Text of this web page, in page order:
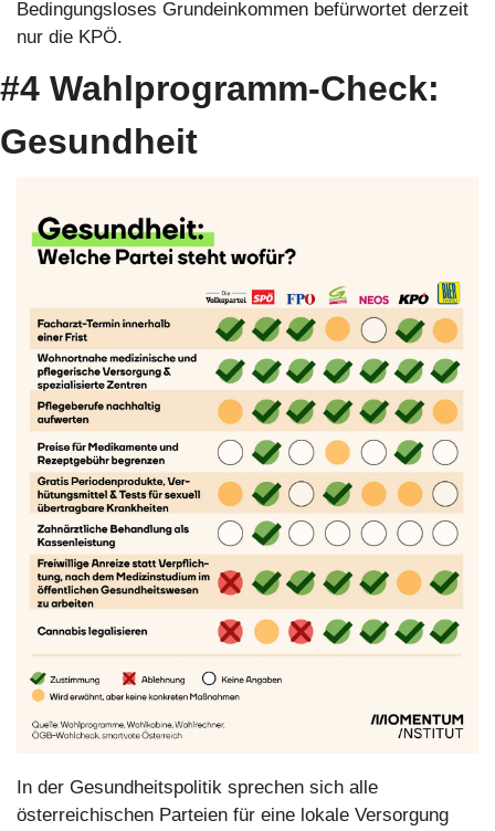
Bedingungsloses Grundeinkommen befürwortet derzeit
nur die KPÖ.
#4 Wahlprogramm-Check:
Gesundheit
In der Gesundheitspolitik sprechen sich alle
österreichischen Parteien für eine lokale Versorgung